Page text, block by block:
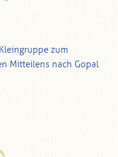
zum
Mitteilens nach Gopal